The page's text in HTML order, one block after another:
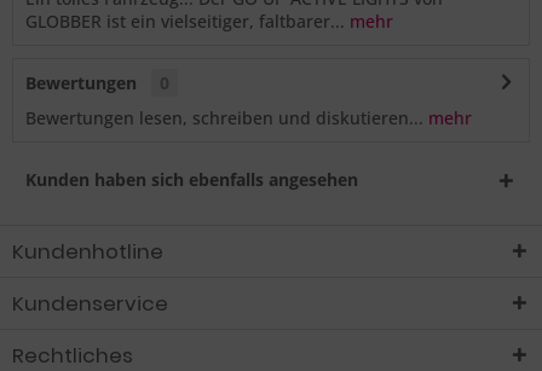
GLOBBER ist ein vielseitiger, faltbarer... mehr
Bewertungen
0
Bewertungen lesen, schreiben und diskutieren... mehr
Kunden haben sich ebenfalls angesehen
Kundenhotline
Kundenservice
Rechtliches